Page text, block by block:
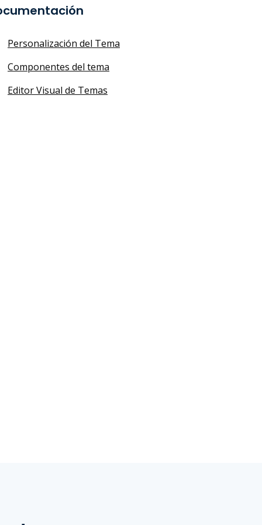
Personalización del Tema
Componentes del tema
Editor Visual de Temas